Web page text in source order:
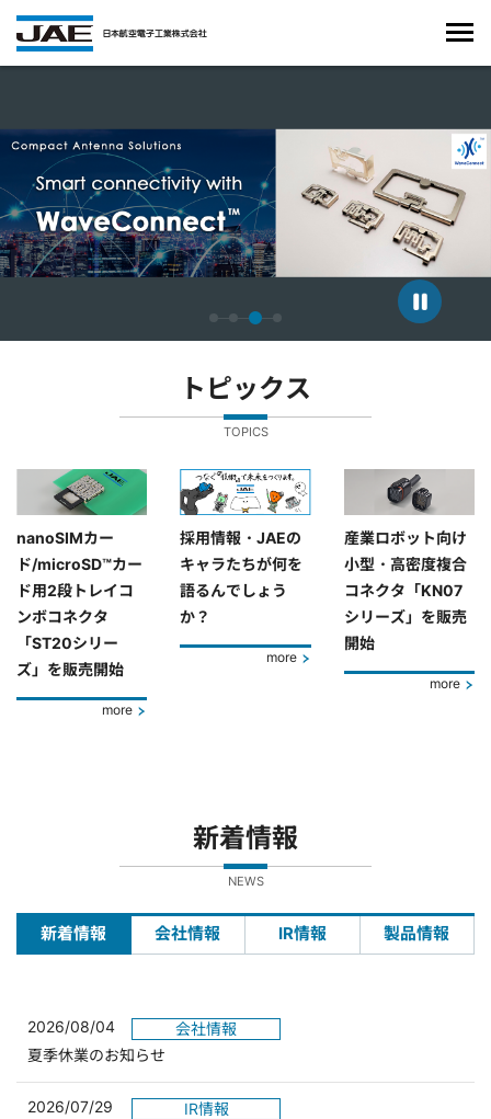
トピックス
TOPICS
nanoSIMカー
ド/microSD™カー
ド用2段トレイコ
ンボコネクタ
「ST20シリー
ズ」を販売開始
more
採用情報・JAEの
キャラたちが何を
語るんでしょう
か？
more
産業ロボット向け
小型・高密度複合
コネクタ「KN07
シリーズ」を販売
開始
more
新着情報
NEWS
新着情報 会社情報 IR情報 製品情報
2026/08/04
会社情報
夏季休業のお知らせ
2026/07/29
IR情報